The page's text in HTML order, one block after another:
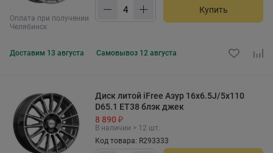
Оплата при получении
Челябинск
Купить
Доставим 13 августа Самовывоз 12 августа
Диск литой iFree Азур 16x6.5J/5x110
D65.1 ET38 блэк джек
8 890 ₽
В наличии > 12 шт.
Код товара: R293333